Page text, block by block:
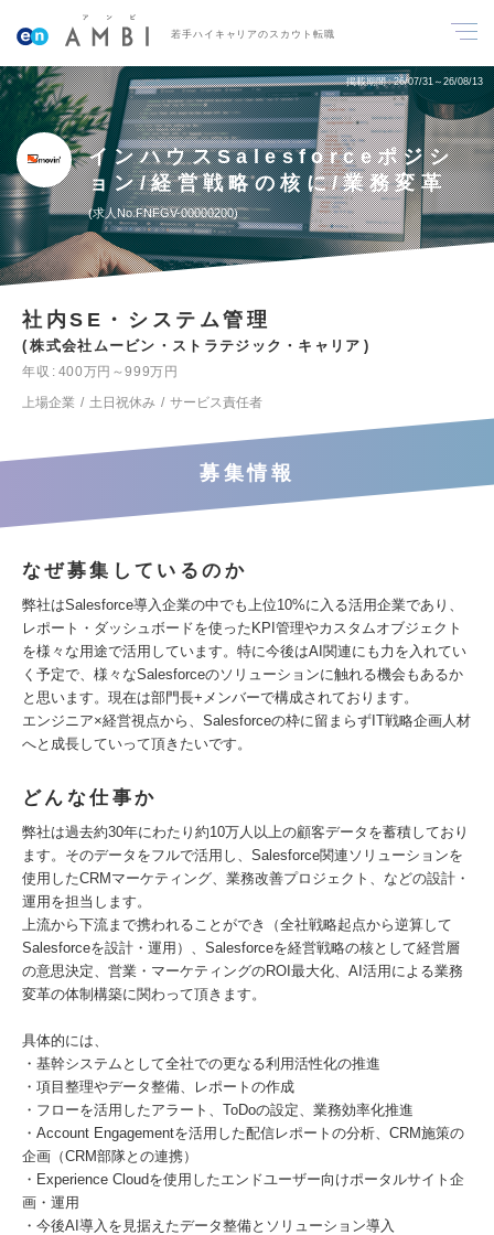
若手ハイキャリアのスカウト転職
掲載期間 26/07/31～26/08/13
インハウスSalesforceポジシ
ョン/経営戦略の核に/業務変革
求人No.FNFGV-00000200
社内SE・システム管理
株式会社ムービン・ストラテジック・キャリア
年収
400万円～999万円
上場企業
土日祝休み サービス責任者
募集情報
なぜ募集しているのか
弊社はSalesforce導入企業の中でも上位10%に入る活用企業であり、
レポート・ダッシュボードを使ったKPI管理やカスタムオブジェクト
を様々な用途で活用しています。特に今後はAI関連にも力を入れてい
く予定で、様々なSalesforceのソリューションに触れる機会もあるか
と思います。現在は部門長+メンバーで構成されております。
エンジニア×経営視点から、Salesforceの枠に留まらずIT戦略企画人材
へと成長していって頂きたいです。
どんな仕事か
弊社は過去約30年にわたり約10万人以上の顧客データを蓄積しており
ます。そのデータをフルで活用し、Salesforce関連ソリューションを
使用したCRMマーケティング、業務改善プロジェクト、などの設計・
運用を担当します。
上流から下流まで携われることができ（全社戦略起点から逆算して
Salesforceを設計・運用）、Salesforceを経営戦略の核として経営層
の意思決定、営業・マーケティングのROI最大化、AI活用による業務
変革の体制構築に関わって頂きます。
具体的には、
・基幹システムとして全社での更なる利用活性化の推進
・項目整理やデータ整備、レポートの作成
・フローを活用したアラート、ToDoの設定、業務効率化推進
・Account Engagementを活用した配信レポートの分析、CRM施策の
企画（CRM部隊との連携）
・Experience Cloudを使用したエンドユーザー向けポータルサイト企
画・運用
・今後AI導入を見据えたデータ整備とソリューション導入